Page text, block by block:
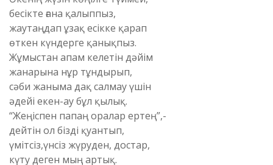
бесікте ғана қалыппыз,
жаутаңдап ұзақ есікке қарап
өткен күндерге қанықпыз.
Жұмыстан апам келетін дәйім
жанарына нұр тұндырып,
сәби жаныма дақ салмау үшін
әдейі екен-ау бұл қылық.
“Жеңіспен папаң оралар ертең”,-
дейтін ол бізді қуантып,
үмітсіз,үнсіз жүруден, достар,
күту деген мың артық.